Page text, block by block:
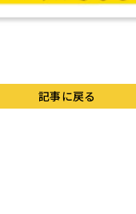
記事に戻る